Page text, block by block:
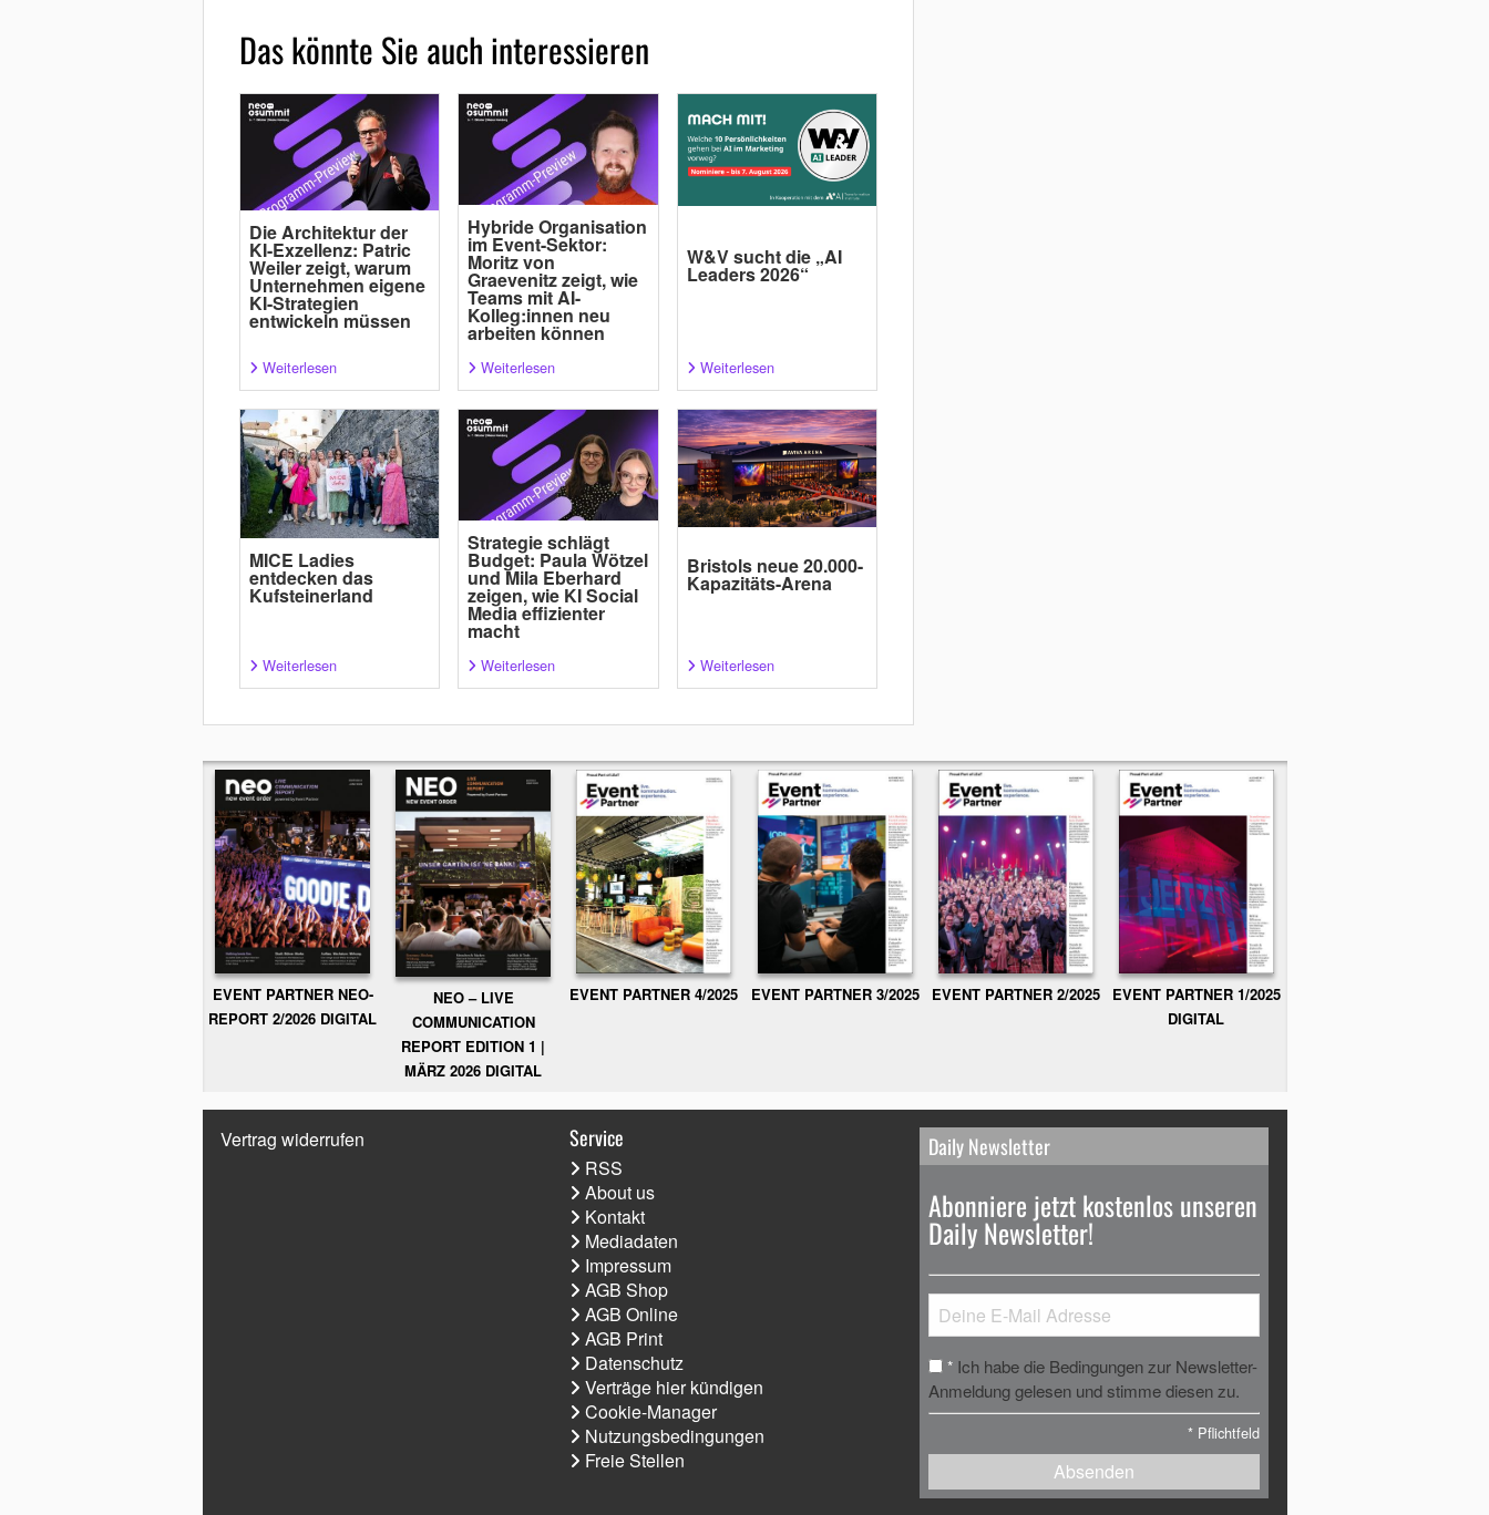
Das könnte Sie auch interessieren
Die Architektur der
KI-Exzellenz: Patric
Weiler zeigt, warum
Unternehmen eigene
KI-Strategien
entwickeln müssen
Weiterlesen
Hybride Organisation
im Event-Sektor:
Moritz von
Graevenitz zeigt, wie
Teams mit AI-
Kolleg:innen neu
arbeiten können
Weiterlesen
W&V sucht die „AI
Leaders 2026“
Weiterlesen
MICE Ladies
entdecken das
Kufsteinerland
Weiterlesen
Strategie schlägt
Budget: Paula Wötzel
und Mila Eberhard
zeigen, wie KI Social
Media effizienter
macht
Weiterlesen
Bristols neue 20.000-
Kapazitäts-Arena
Weiterlesen
EVENT PARTNER NEO-
REPORT 2/2026 DIGITAL
NEO – LIVE
COMMUNICATION
REPORT EDITION 1 |
MÄRZ 2026 DIGITAL
EVENT PARTNER 4/2025 EVENT PARTNER 3/2025 EVENT PARTNER 2/2025
EVENT PARTNER 1/2025
DIGITAL
Vertrag widerrufen Service
RSS
About us
Kontakt
Mediadaten
Impressum
AGB Shop
AGB Online
AGB Print
Datenschutz
Verträge hier kündigen
Cookie-Manager
Nutzungsbedingungen
Freie Stellen
Daily Newsletter
Abonniere jetzt kostenlos unseren
Daily Newsletter!
* Ich habe die Bedingungen zur Newsletter-
Anmeldung gelesen und stimme diesen zu.
* Pflichtfeld
Absenden